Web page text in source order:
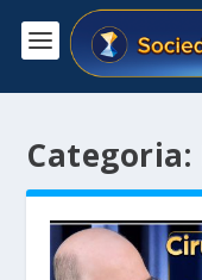
Categoria: